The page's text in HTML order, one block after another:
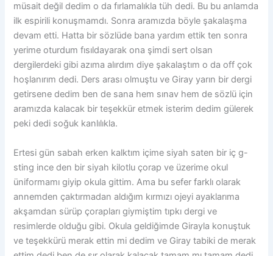
müsait değil dedim o da fırlamalıkla tüh dedi. Bu bu anlamda
ilk espirili konuşmamdı. Sonra aramızda böyle şakalaşma
devam etti. Hatta bir sözlüde bana yardım ettik ten sonra
yerime oturdum fısıldayarak ona şimdi sert olsan
dergilerdeki gibi azıma alırdım diye şakalaştım o da off çok
hoşlanırım dedi. Ders arası olmuştu ve Giray yarın bir dergi
getirsene dedim ben de sana hem sınav hem de sözlü için
aramızda kalacak bir teşekkür etmek isterim dedim gülerek
peki dedi soğuk kanlılıkla.
Ertesi gün sabah erken kalktım içime siyah saten bir iç g-
sting ince den bir siyah kilotlu çorap ve üzerime okul
üniformamı giyip okula gittim. Ama bu sefer farklı olarak
annemden çaktırmadan aldığım kırmızı ojeyi ayaklarıma
akşamdan sürüp çorapları giymiştim tıpkı dergi ve
resimlerde olduğu gibi. Okula geldiğimde Girayla konuştuk
ve teşekkürü merak ettin mi dedim ve Giray tabiki de merak